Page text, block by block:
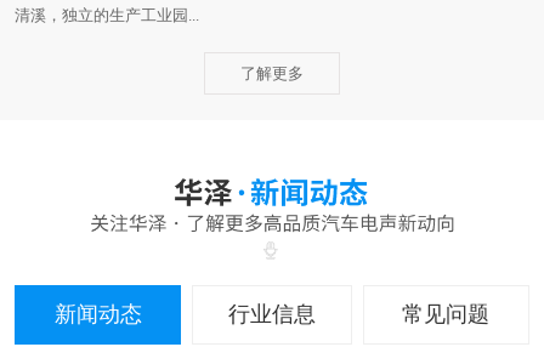
清溪，独立的生产工业园...
了解更多
新闻动态 行业信息 常见问题